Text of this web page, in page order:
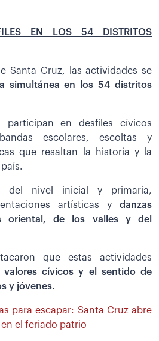
EN LOS 54 DISTRITOS
Santa Cruz, las actividades se
simultánea en los 54 distritos
participan en desfiles cívicos
escolares, escoltas y
que resaltan la historia y la
del nivel inicial y primaria,
artísticas y danzas
oriental, de los valles y del
que estas actividades
valores cívicos y el sentido de
y jóvenes.
para escapar: Santa Cruz abre
el feriado patrio